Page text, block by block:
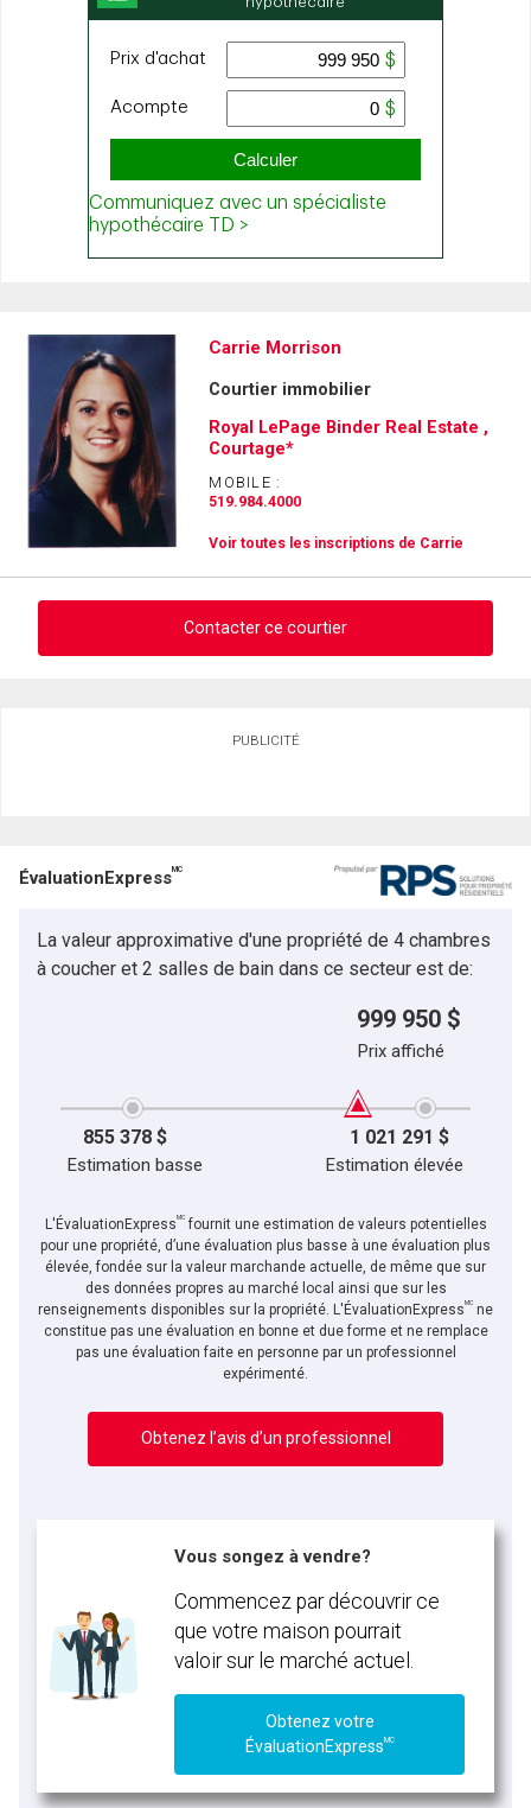
Carrie Morrison
Courtier immobilier
Royal LePage Binder Real Estate ,
Courtage*
MOBILE :
519.984.4000
Voir toutes les inscriptions de Carrie
Contacter ce courtier
Téléphone
Message
En cliquant sur le bouton « soumettre », vous consentez à nos conditions d'utilisation et
vous nous fournissez l'autorisation écrite de communiquer avec vous.
PUBLICITÉ
ÉvaluationExpressMC
La valeur approximative d'une propriété de 4 chambres
à coucher et 2 salles de bain dans ce secteur est de:
999 950 $
Prix affiché
855 378 $ 1 021 291 $
Estimation basse Estimation élevée
L'ÉvaluationExpressMCfournit une estimation de valeurs potentielles
pour une propriété, d’une évaluation plus basse à une évaluation plus
élevée, fondée sur la valeur marchande actuelle, de même que sur
des données propres au marché local ainsi que sur les
renseignements disponibles sur la propriété. L'ÉvaluationExpressMC ne
constitue pas une évaluation en bonne et due forme et ne remplace
pas une évaluation faite en personne par un professionnel
expérimenté.
Obtenez l’avis d’un professionnel
Vous songez à vendre?
Commencez par découvrir ce
que votre maison pourrait
valoir sur le marché actuel.
Obtenez votre
ÉvaluationExpressMC